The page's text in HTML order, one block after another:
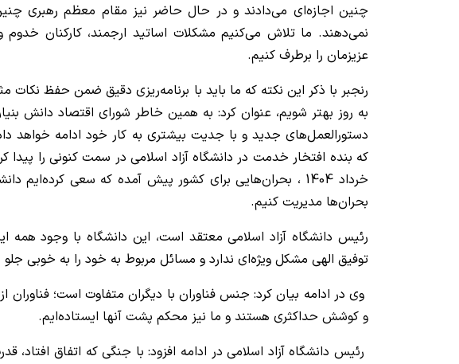
چنین اجازه‌ای می‌دادند و در حال حاضر نیز مقام معظم رهبری
نمی‌دهند. ما تلاش می‌کنیم مشکلات اساتید ارجمند، کارکنان خدوم
عزیزمان را برطرف کنیم.
رنجبر با ذکر این نکته که ما باید با برنامه‌ریزی دقیق ضمن حفظ نکات
به روز بهتر شویم، عنوان کرد: به همین خاطر شورای اقتصاد دانش
دستورالعمل‌های جدید و با جدیت بیشتری به کار خود ادامه خواهد
خرداد 1404 ، بحران‌هایی برای کشور پیش آمده که سعی کرده‌ایم
بحران‌ها مدیریت کنیم.
رئیس دانشگاه آزاد اسلامی معتقد است، این دانشگاه با وجود همه
توفیق الهی مشکل ویژه‌ای ندارد و مسائل مربوط به خود را به خوبی جلو
وی در ادامه بیان کرد: جنس فناوران با دیگران متفاوت است؛
و کوشش حداکثری هستند و ما نیز محکم پشت آنها ایستاده‌ایم.
رئیس دانشگاه آزاد اسلامی در ادامه افزود: با جنگی که اتفاق افتاد،